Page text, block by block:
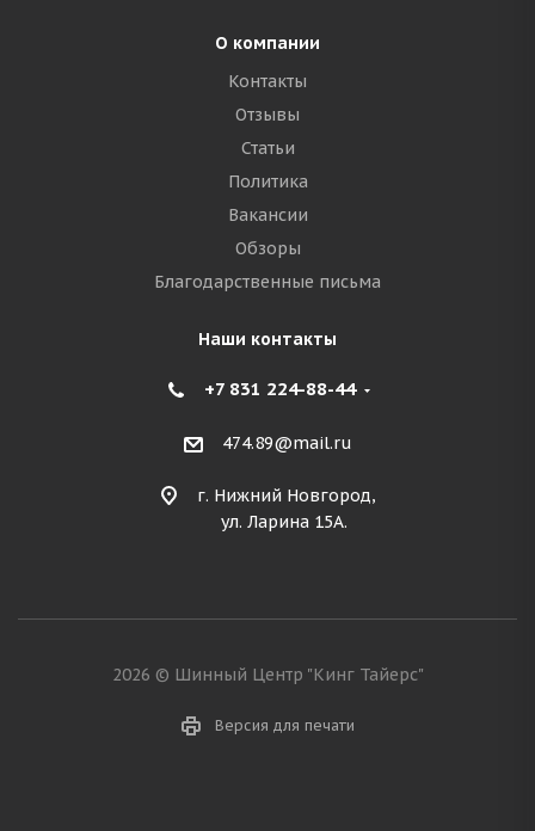
О компании
Контакты
Отзывы
Статьи
Политика
Вакансии
Обзоры
Благодарственные письма
Наши контакты
+7 831 224-88-44
474.89@mail.ru
г. Нижний Новгород,
ул. Ларина 15А.
2026 © Шинный Центр "Кинг Тайерс"
Версия для печати